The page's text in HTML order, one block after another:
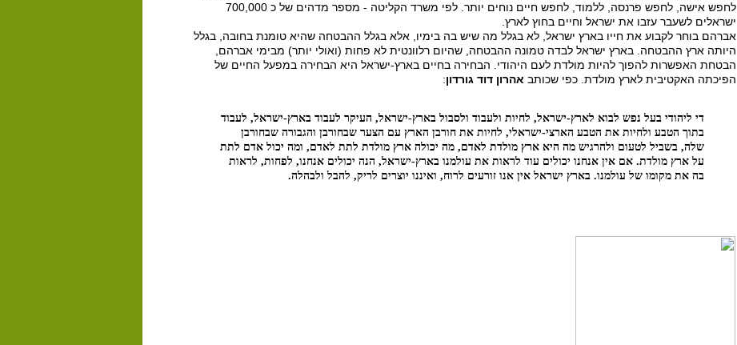
לחפש אישה, לחפש פרנסה, ללמוד, לחפש חיים נוחים יותר. לפי משרד הקליטה - מספר מדהים של כ 700,000
ישראלים לשעבר עזבו את ישראל וחיים בחוץ לארץ.
אברהם בוחר לקבוע את חייו בארץ ישראל, לא בגלל מה שיש בה בימיו, אלא בגלל ההבטחה שהיא טומנת בחובה, בגלל
היותה ארץ ההבטחה. בארץ ישראל לבדה טמונה ההבטחה, שהיום רלוונטית לא פחות (ואולי יותר) מבימי אברהם,
הבטחת האפשרות להפוך להיות מולדת לעם היהודי. הבחירה בחיים בארץ-ישראל היא הבחירה במפעל החיים של
הפיכתה האקטיבית לארץ מולדת. כפי שכותב אהרון דוד גורדון:
די ליהודי בעל נפש לבוא לארץ-ישראל, לחיות ולעבוד ולסבול בארץ-ישראל, העיקר לעבוד בארץ-ישראל, לעבוד
בתוך הטבע ולחיות את הטבע הארצי-ישראלי, לחיות את חורבן הארץ עם הצער שבחורבן והגבורה שבחורבן
שלה, בשביל לטעום ולהרגיש מה היא ארץ מולדת לאדם, מה יכולה ארץ מולדת לתת לאדם, ומה יכול אדם לתת
על ארץ מולדת. אם אין אנחנו יכולים עוד לראות את עולמנו בארץ-ישראל, הנה יכולים אנחנו, לפחות, לראות
בה את מקומו של עולמנו. בארץ ישראל אין אנו זורעים לרוח, ואיננו יוצרים לריק, להבל ולבהלה.